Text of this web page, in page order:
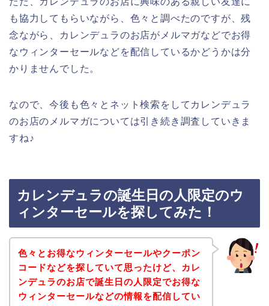
も協力してもらいながら、色々と調べたのですが、残
念ながら、カレンデュラのお店がメルマガなどでお得
なウィンターセールなどを配信しているかどうかは分
かりませんでした。
なので、今後も色々とネット検索をしてカレンデュラ
のお店のメルマガについては引き続き調査していきま
すね♪
カレンデュラの誕生日の人限定のウ
ィンターセールを探してみた！
色々とお得なウィンターセールやクーポン
コードなどを探していて思ったけど、カレ
ンデュラのお店で誕生日の人限定でお得な
ウィンターセールなどの情報を配信してい